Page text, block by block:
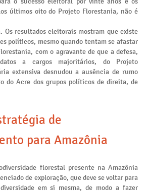
últimos oito do Projeto Florestania, não é
Os resultados eleitorais mostram que existe
políticos, mesmo quando tentam se afastar
com o agravante de que a defesa,
a cargos majoritários, do Projeto
extensiva desnudou a ausência de rumo
do Acre dos grupos políticos de direita, de
de
para Amazônia
florestal presente na Amazônia
de exploração, que deve se voltar para
em si mesma, de modo a fazer